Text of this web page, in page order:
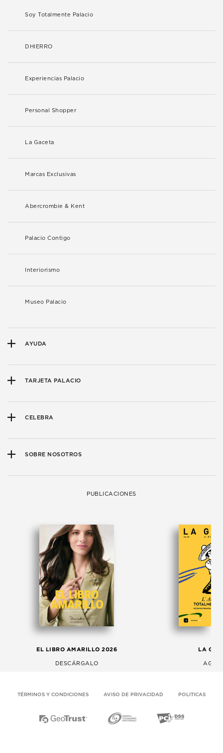
Soy Totalmente Palacio
DHIERRO
Experiencias Palacio
Personal Shopper
La Gaceta
Marcas Exclusivas
Abercrombie & Kent
Palacio Contigo
Interiorismo
Museo Palacio
AYUDA
TARJETA PALACIO
CELEBRA
SOBRE NOSOTROS
PUBLICACIONES
EL LIBRO AMARILLO 2026
DESCÁRGALO
LA
TÉRMINOS Y CONDICIONES AVISO DE PRIVACIDAD POLITICAS